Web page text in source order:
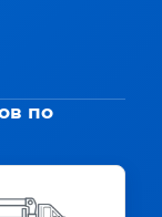
по